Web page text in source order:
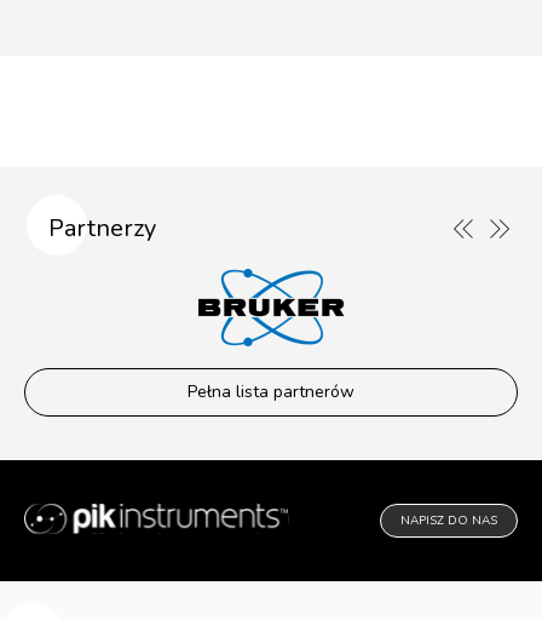
Partnerzy
Pełna lista partnerów
NAPISZ DO NAS